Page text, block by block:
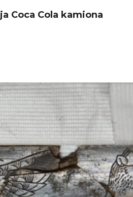
Coca Cola kamiona